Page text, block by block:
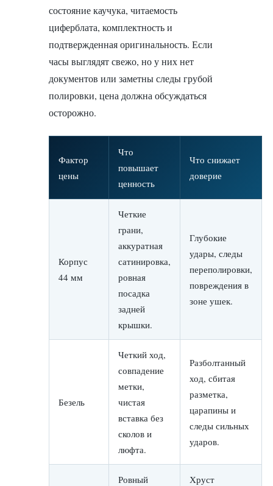
состояние каучука, читаемость
циферблата, комплектность и
подтвержденная оригинальность. Если
часы выглядят свежо, но у них нет
документов или заметны следы грубой
полировки, цена должна обсуждаться
осторожно.
Фактор
цены
Что
повышает
ценность
Что снижает
доверие
Корпус
44 мм
Четкие
грани,
аккуратная
сатинировка,
ровная
посадка
задней
крышки.
Глубокие
удары, следы
переполировки,
повреждения в
зоне ушек.
Безель
Четкий ход,
совпадение
метки,
чистая
вставка без
сколов и
люфта.
Разболтанный
ход, сбитая
разметка,
царапины и
следы сильных
ударов.
Ровный
Хруст